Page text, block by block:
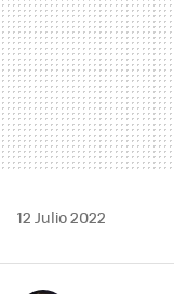
12 Julio 2022